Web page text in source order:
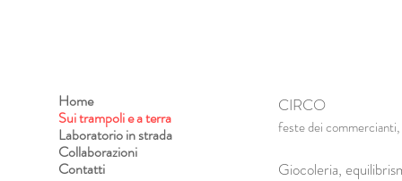
Home
Sui trampoli e a terra
Laboratorio in strada
Collaborazioni
Contatti
CIRCO
feste dei
Giocoleria,